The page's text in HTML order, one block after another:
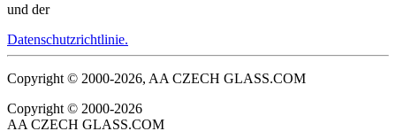
und der
Datenschutzrichtlinie.
Copyright © 2000-2026, AA CZECH GLASS.COM
Copyright © 2000-2026
AA CZECH GLASS.COM